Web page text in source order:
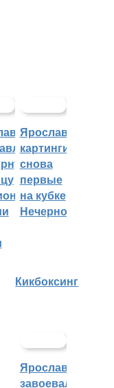
Ярославские
картингисты
снова
первые
на кубке
Нечерноземья
Кикбоксинг
Ярославцы
завоевали